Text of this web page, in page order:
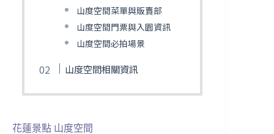
山度空間菜單與販賣部
山度空間門票與入園資訊
山度空間必拍場景
山度空間相關資訊
花蓮景點 山度空間